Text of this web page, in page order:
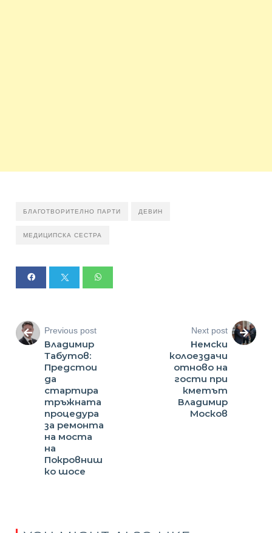
БЛАГОТВОРИТЕЛНО ПАРТИ ДЕВИН
МЕДИЦИПСКА СЕСТРА
Previous post
Владимир
Табутов:
Предстои
да
стартира
тръжната
процедура
за ремонта
на моста
на
Покровниш
ко шосе
Next post
Немски
колоездачи
отново на
гости при
кметът
Владимир
Москов